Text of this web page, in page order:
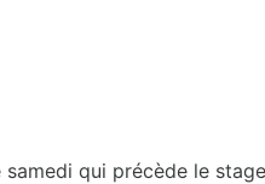
qui précède le